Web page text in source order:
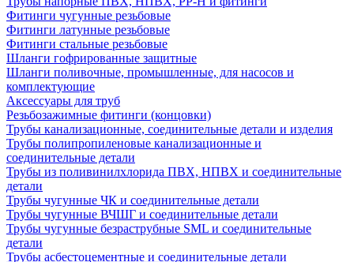
Фитинги чугунные резьбовые
Фитинги латунные резьбовые
Фитинги стальные резьбовые
Шланги гофрированные защитные
Шланги поливочные, промышленные, для насосов и
комплектующие
Аксессуары для труб
Резьбозажимные фитинги (концовки)
Трубы канализационные, соединительные детали и изделия
Трубы полипропиленовые канализационные и
соединительные детали
Трубы из поливинилхлорида ПВХ, НПВХ и соединительные
детали
Трубы чугунные ЧК и соединительные детали
Трубы чугунные ВЧШГ и соединительные детали
Трубы чугунные безраструбные SML и соединительные
детали
Трубы асбестоцементные и соединительные детали